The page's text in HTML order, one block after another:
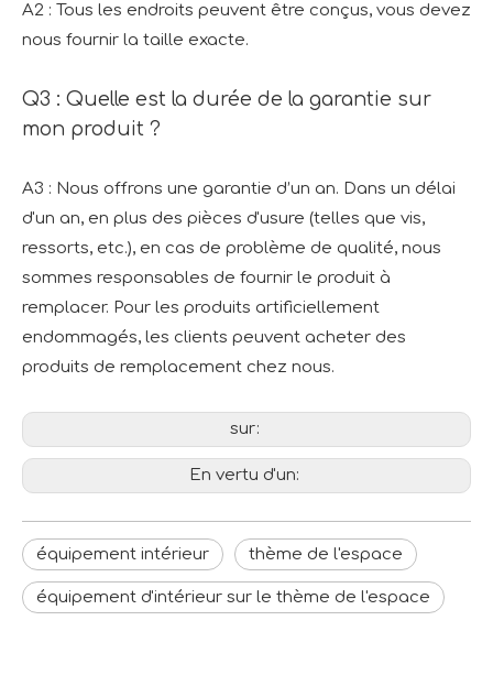
A2 : Tous les endroits peuvent être conçus, vous devez
nous fournir la taille exacte.
Q3 : Quelle est la durée de la garantie sur
mon produit ?
A3 : Nous offrons une garantie d’un an. Dans un délai
d'un an, en plus des pièces d'usure (telles que vis,
ressorts, etc.), en cas de problème de qualité, nous
sommes responsables de fournir le produit à
remplacer. Pour les produits artificiellement
endommagés, les clients peuvent acheter des
produits de remplacement chez nous.
sur:
En vertu d'un:
équipement intérieur thème de l'espace
équipement d'intérieur sur le thème de l'espace